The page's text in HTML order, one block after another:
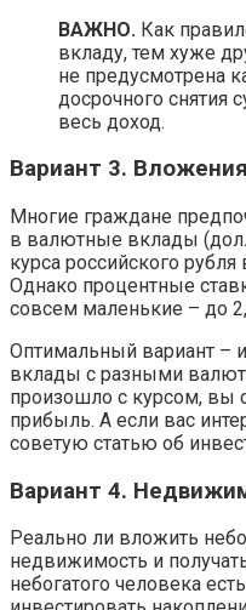
ВАЖНО. Как
вкладу, тем хуже
не предусмотрена
досрочного снятия
весь доход.
Вариант 3.
Многие граждане
в валютные вклады
курса российского
Однако процентные
совсем маленькие – до
Оптимальный вариант –
вклады с разными
произошло с курсом, вы
прибыль. А если вас
советую статью об
Вариант 4.
Реально ли вложить
недвижимость и
небогатого человека